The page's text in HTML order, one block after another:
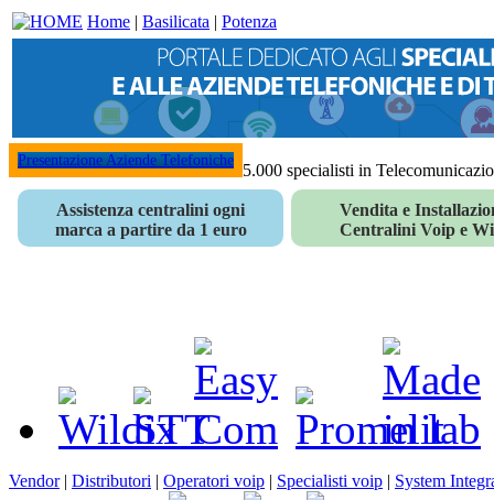
Home | Basilicata | Potenza
Presentazione Aziende Telefoniche
5.000 specialisti in
Assistenza centralini ogni
marca a partire da 1 euro
Vendita e
Centralini Voip e
Vendor| Distributori | Operatori voip | Specialisti voip | System